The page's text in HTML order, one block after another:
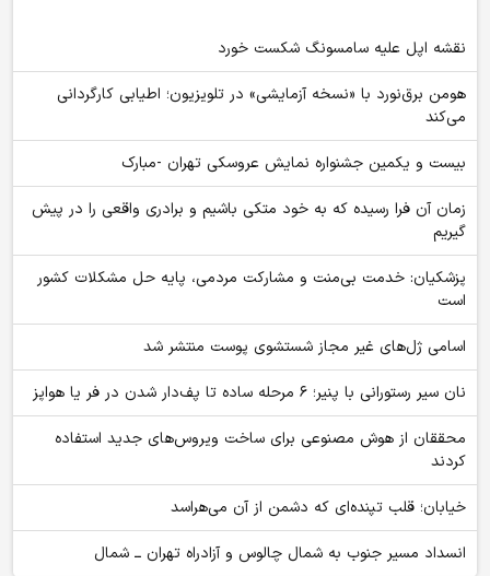
نقشه اپل علیه سامسونگ شکست خورد
هومن برق‌نورد با «نسخه آزمایشی» در تلویزیون؛ اطیابی کارگردانی
می‌کند
بیست و یکمین جشنواره نمایش عروسکی تهران -مبارک
زمان آن فرا رسیده که به خود متکی باشیم و برادری واقعی را در پیش
گیریم
پزشکیان: خدمت بی‌منت و مشارکت مردمی، پایه حل مشکلات کشور
است
اسامی ژل‌های غیر مجاز شستشوی پوست منتشر شد
نان سیر رستورانی با پنیر؛ ۶ مرحله ساده تا پف‌دار شدن در فر یا هواپز
محققان از هوش مصنوعی برای ساخت ویروس‌های جدید استفاده
کردند
خیابان؛ قلب تپنده‌ای که دشمن از آن می‌هراسد
انسداد مسیر جنوب به شمال چالوس و آزادراه تهران ــ شمال